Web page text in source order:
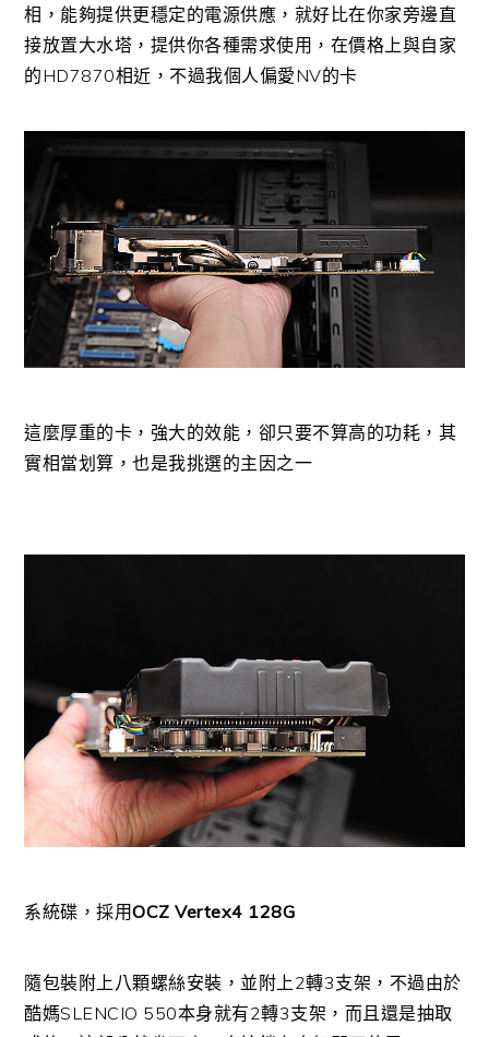
相，能夠提供更穩定的電源供應，就好比在你家旁邊直
接放置大水塔，提供你各種需求使用，在價格上與自家
的HD7870相近，不過我個人偏愛NV的卡
這麼厚重的卡，強大的效能，卻只要不算高的功耗，其
實相當划算，也是我挑選的主因之一
系統碟，採用OCZ Vertex4 128G
隨包裝附上八顆螺絲安裝，並附上2轉3支架，不過由於
酷媽SLENCIO 550本身就有2轉3支架，而且還是抽取